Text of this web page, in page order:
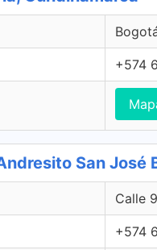
+574
San José
Calle
+574